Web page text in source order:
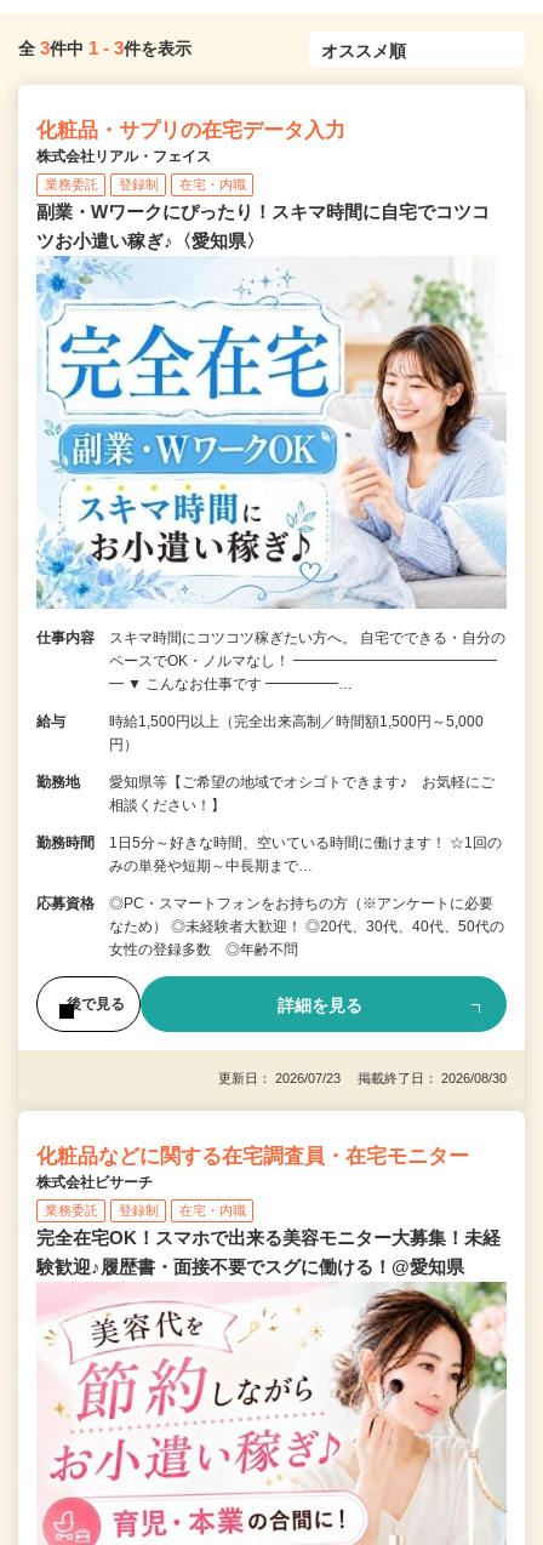
全 3件中 1 - 3件を表示
化粧品・サプリの在宅データ入力
株式会社リアル・フェイス
業務委託 登録制 在宅・内職
副業・Wワークにぴったり！スキマ時間に自宅でコツコ
ツお小遣い稼ぎ♪〈愛知県〉
仕事内容
スキマ時間にコツコツ稼ぎたい方へ。 自宅でできる・自分の
ペースでOK・ノルマなし！ ━━━━━━━━━━━━━━
━ ▼ こんなお仕事です ━━━━━…
給与
時給1,500円以上（完全出来高制／時間額1,500円～5,000
円）
勤務地
愛知県等【ご希望の地域でオシゴトできます♪ お気軽にご
相談ください！】
勤務時間
1日5分～好きな時間、空いている時間に働けます！ ☆1回の
みの単発や短期～中長期まで…
応募資格
◎PC・スマートフォンをお持ちの方（※アンケートに必要
なため） ◎未経験者大歓迎！ ◎20代、30代、40代、50代の
女性の登録多数 ◎年齢不問
後で見る 詳細を見る
更新日： 2026/07/23 掲載終了日： 2026/08/30
化粧品などに関する在宅調査員・在宅モニター
株式会社ビサーチ
業務委託 登録制 在宅・内職
完全在宅OK！スマホで出来る美容モニター大募集！未経
験歓迎♪履歴書・面接不要でスグに働ける！@愛知県